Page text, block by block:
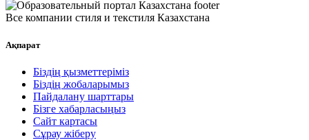
Все компании стиля и текстиля Казахстана
Ақпарат
Біздің қызметтеріміз
Біздің жобаларымыз
Пайдалану шарттары
Бізге хабарласыңыз
Сайт картасы
Сұрау жіберу